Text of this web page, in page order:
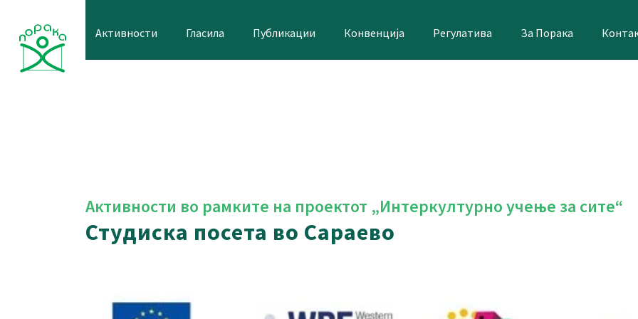
content
Активности Гласила Публикации Конвенција Регулатива За Порака
Активности во рамките на проектот „Интеркултурно учење за сите“
Студиска посета во Сараево